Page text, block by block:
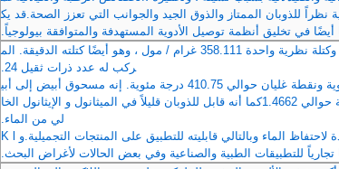
نظراً للذوبان الممتاز والذوق الجيد والجوانب التي تعزز الصحة.قد يك
في تخليق أنظمة توصيل الأدوية المستهدفة والمتوافقة بيولوجياً.
حمض اللاكتوبيونيك له وزن جزيئي 358.296 غرام / مول وكتلة نظرية واحدة 358.111 غرام / مول ، وهو أيضًا كتلته الدقيقة. الم
ركب له عدد ذرات ثقيل 24.
حمض اللاكتوبيونيك له نقطة انصهار 113-118 درجة مئوية ونقطة غليان حوالي 410.75 درجة مئوية. إنه مسحوق أبيض إلى أبي
ض شبه أبيض ذو ذوبان 10 غرام/100 مل في الماء وكثافة حوالي 1.4662كما أنه قابل للذوبان قليلاً في الميثانول و الإيثانول الخا
لي من الماء.
حمض اللاكتوبيونيك هو هايغروسكوبيك، ولديه إمكانية جيدة لاحتفاظ الماء وبالتالي قابليته للتطبيق على المنتجات التجميلية.و K l